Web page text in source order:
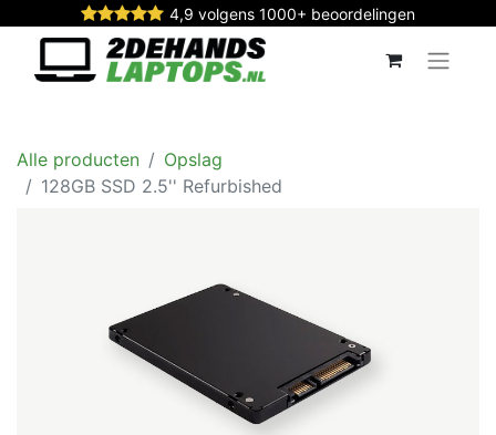
4,9 volgens 1000+ beoordelingen
Alle producten
Opslag
128GB SSD 2.5'' Refurbished